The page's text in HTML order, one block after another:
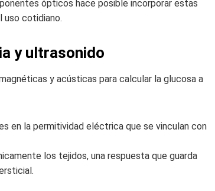
ópticos hace posible incorporar estas
uso cotidiano.
y ultrasonido
y acústicas para calcular la glucosa a
en la permitividad eléctrica que se vinculan con
los tejidos, una respuesta que guarda